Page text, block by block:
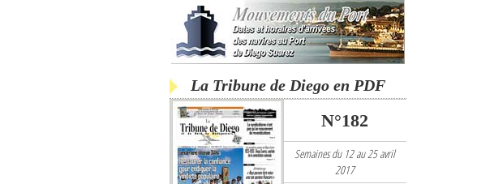
La Tribune de Diego en PDF
N°182
Semaines du 12 au 25 avril
2017